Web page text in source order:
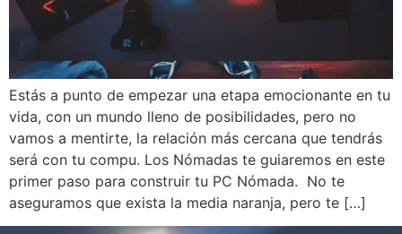
Estás a punto de empezar una etapa emocionante en tu
vida, con un mundo lleno de posibilidades, pero no
vamos a mentirte, la relación más cercana que tendrás
será con tu compu. Los Nómadas te guiaremos en este
primer paso para construir tu PC Nómada. No te
aseguramos que exista la media naranja, pero te […]